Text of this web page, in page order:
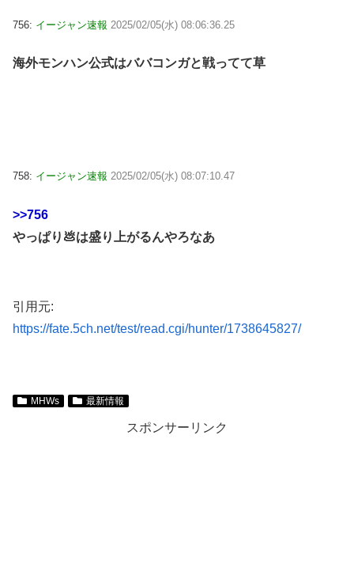
756: イージャン速報 2025/02/05(水) 08:06:36.25
海外モンハン公式はババコンガと戦ってて草
758: イージャン速報 2025/02/05(水) 08:07:10.47
>>756
やっぱり💩は盛り上がるんやろなあ
引用元:
https://fate.5ch.net/test/read.cgi/hunter/1738645827/
MHWs 最新情報
スポンサーリンク